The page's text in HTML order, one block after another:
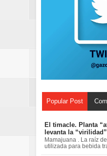
Popular Post
El timacle. Planta
levanta la “virilidad”
Mamajuana . La raíz
utilizada para bebida